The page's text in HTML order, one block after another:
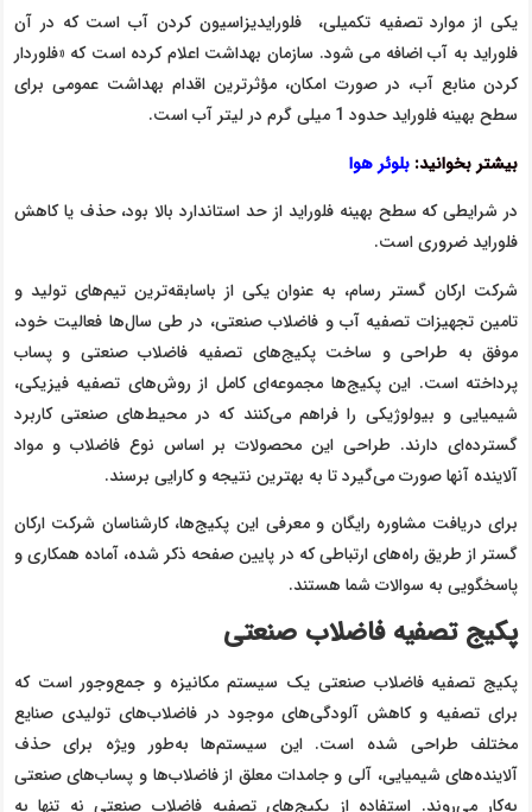
یکی از موارد تصفیه تکمیلی، فلورایدیزاسیون کردن آب است که در آن
فلوراید به آب اضافه می شود. سازمان بهداشت اعلام کرده است که «فلوردار
کردن منابع آب، در صورت امکان، مؤثرترین اقدام بهداشت عمومی برای
سطح بهینه فلوراید حدود 1 میلی گرم در لیتر آب است.
بیشتر بخوانید: بلوئر هوا
در شرایطی که سطح بهینه فلوراید از حد استاندارد بالا بود، حذف یا کاهش
فلوراید ضروری است.
شرکت ارکان گستر رسام، به عنوان یکی از باسابقه‌ترین تیم‌های تولید و
تامین تجهیزات تصفیه آب و فاضلاب صنعتی، در طی سال‌ها فعالیت خود،
موفق به طراحی و ساخت پکیج‌های تصفیه فاضلاب صنعتی و پساب
پرداخته است. این پکیج‌ها مجموعه‌ای کامل از روش‌های تصفیه فیزیکی،
شیمیایی و بیولوژیکی را فراهم می‌کنند که در محیط‌های صنعتی کاربرد
گسترده‌ای دارند. طراحی این محصولات بر اساس نوع فاضلاب و مواد
آلاینده آنها صورت می‌گیرد تا به بهترین نتیجه و کارایی برسند.
برای دریافت مشاوره رایگان و معرفی این پکیج‌ها، کارشناسان شرکت ارکان
گستر از طریق راه‌های ارتباطی که در پایین صفحه ذکر شده، آماده همکاری و
پاسخگویی به سوالات شما هستند.
پکیج تصفیه فاضلاب صنعتی
پکیج تصفیه فاضلاب صنعتی یک سیستم مکانیزه و جمع‌وجور است که
برای تصفیه و کاهش آلودگی‌های موجود در فاضلاب‌های تولیدی صنایع
مختلف طراحی شده است. این سیستم‌ها به‌طور ویژه برای حذف
آلاینده‌های شیمیایی، آلی و جامدات معلق از فاضلاب‌ها و پساب‌های صنعتی
به‌کار می‌روند. استفاده از پکیج‌های تصفیه فاضلاب صنعتی نه تنها به